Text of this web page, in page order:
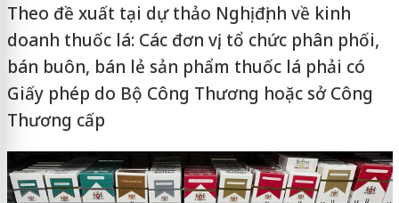
Theo đề xuất tại dự thảo Nghị định về kinh
doanh thuốc lá: Các đơn vị, tổ chức phân phối,
bán buôn, bán lẻ sản phẩm thuốc lá phải có
Giấy phép do Bộ Công Thương hoặc sở Công
Thương cấp